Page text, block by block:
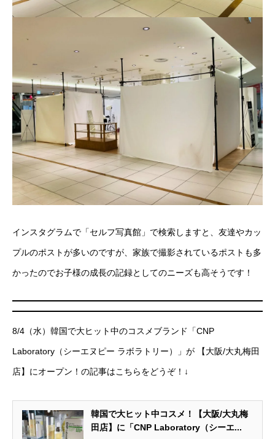
インスタグラムで「セルフ写真館」で検索しますと、友達やカッ
プルのポストが多いのですが、家族で撮影されているポストも多
かったのでお子様の成長の記録としてのニーズも高そうです！
8/4（水）韓国で大ヒット中のコスメブランド「CNP
Laboratory（シーエヌピー ラボラトリー）」が 【大阪/大丸梅田
店】にオープン！の記事はこちらをどうぞ！↓
韓国で大ヒット中コスメ！【大阪/大丸梅
田店】に「CNP Laboratory（シーエ...